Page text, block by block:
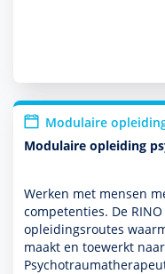
Modulaire
Modulaire opleiding
Werken met mensen
compe­ten­ties. De
opleidings­routes
maakt en toewerkt